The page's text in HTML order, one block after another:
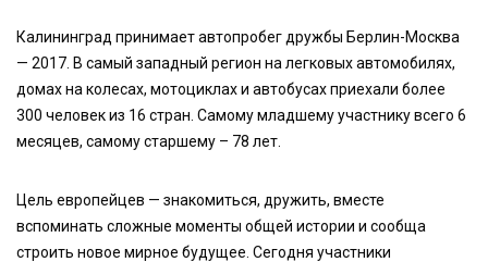
Калининград принимает автопробег дружбы Берлин-Москва
— 2017. В самый западный регион на легковых автомобилях,
домах на колесах, мотоциклах и автобусах приехали более
300 человек из 16 стран. Самому младшему участнику всего 6
месяцев, самому старшему – 78 лет.
Цель европейцев — знакомиться, дружить, вместе
вспоминать сложные моменты общей истории и сообща
строить новое мирное будущее. Сегодня участники